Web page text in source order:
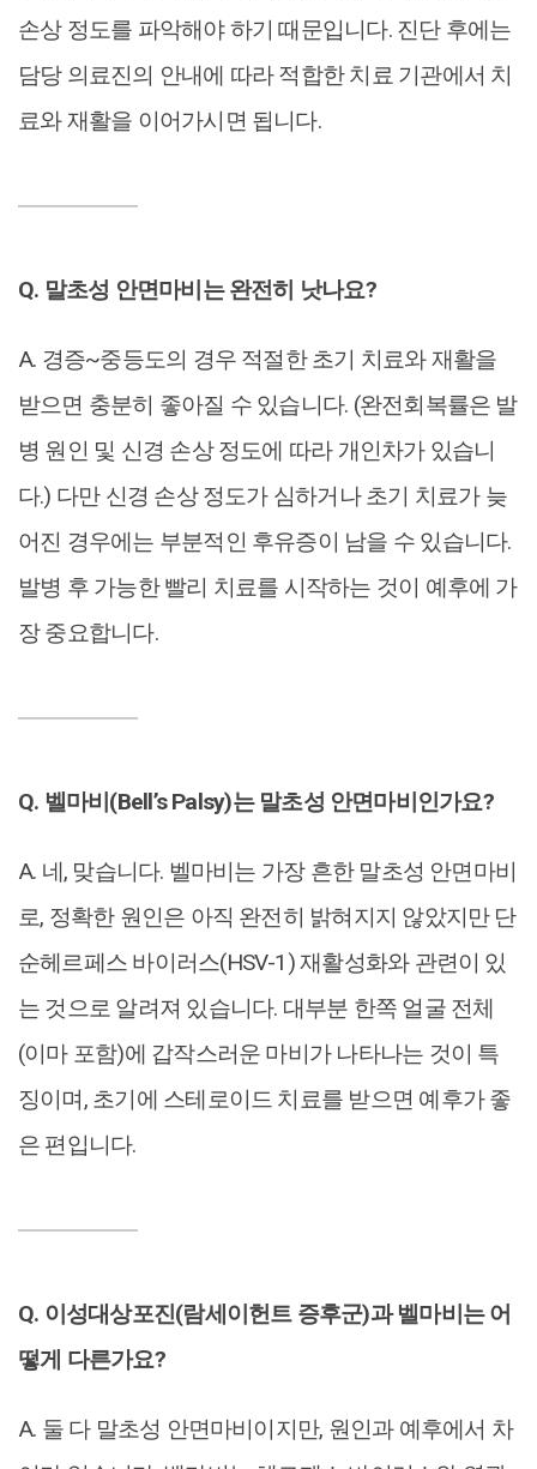
손상 정도를 파악해야 하기 때문입니다. 진단 후에는
담당 의료진의 안내에 따라 적합한 치료 기관에서 치
료와 재활을 이어가시면 됩니다.
Q. 말초성 안면마비는 완전히 낫나요?
A. 경증~중등도의 경우 적절한 초기 치료와 재활을
받으면 충분히 좋아질 수 있습니다. (완전회복률은 발
병 원인 및 신경 손상 정도에 따라 개인차가 있습니
다.) 다만 신경 손상 정도가 심하거나 초기 치료가 늦
어진 경우에는 부분적인 후유증이 남을 수 있습니다.
발병 후 가능한 빨리 치료를 시작하는 것이 예후에 가
장 중요합니다.
Q. 벨마비(Bell’s Palsy)는 말초성 안면마비인가요?
A. 네, 맞습니다. 벨마비는 가장 흔한 말초성 안면마비
로, 정확한 원인은 아직 완전히 밝혀지지 않았지만 단
순헤르페스 바이러스(HSV-1) 재활성화와 관련이 있
는 것으로 알려져 있습니다. 대부분 한쪽 얼굴 전체
(이마 포함)에 갑작스러운 마비가 나타나는 것이 특
징이며, 초기에 스테로이드 치료를 받으면 예후가 좋
은 편입니다.
Q. 이성대상포진(람세이헌트 증후군)과 벨마비는 어
떻게 다른가요?
A. 둘 다 말초성 안면마비이지만, 원인과 예후에서 차